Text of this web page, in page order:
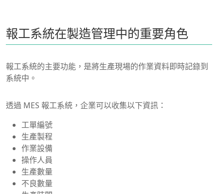
報工系統在製造管理中的重要角色
報工系統的主要功能，是將生產現場的作業資料即時記錄到
系統中。
透過 MES 報工系統，企業可以收集以下資訊：
工單編號
生產製程
作業設備
操作人員
生產數量
不良數量